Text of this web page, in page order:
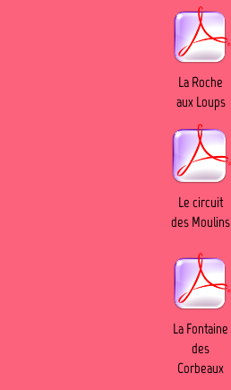
La Roche
aux Loups
Le circuit
des Moulins
La Fontaine
des
Corbeaux